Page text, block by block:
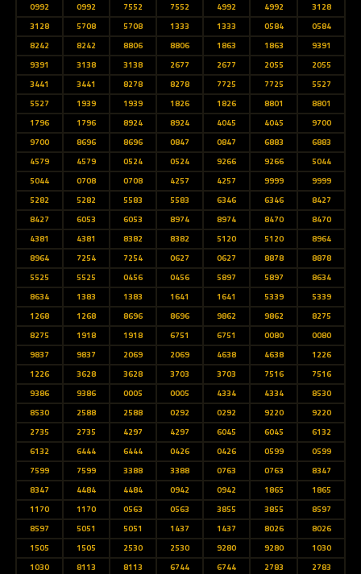
0992
0992 7552 7552 4992 4992
3128
3128
5708 5708 1333 1333 0584
0584
8242
8242 8806 8806 1863 1863
9391
9391
3138 3138 2677 2677 2055
2055
3441
3441 8278 8278 7725 7725
5527
5527
1939 1939 1826 1826 8801
8801
1796
1796 8924 8924 4045 4045
9700
9700
8696 8696 0847 0847 6883
6883
4579
4579 0524 0524 9266 9266
5044
5044
0708 0708 4257 4257 9999
9999
5282
5282 5583 5583 6346 6346
8427
8427
6053 6053 8974 8974 8470
8470
4381
4381 8382 8382 5120 5120
8964
8964
7254 7254 0627 0627 8878
8878
5525
5525 0456 0456 5897 5897
8634
8634
1383 1383 1641 1641 5339
5339
1268
1268 8696 8696 9862 9862
8275
8275
1918 1918 6751 6751 0080
0080
9837
9837 2069 2069 4638 4638
1226
1226
3628 3628 3703 3703 7516
7516
9386
9386 0005 0005 4334 4334
8530
8530
2588 2588 0292 0292 9220
9220
2735
2735 4297 4297 6045 6045
6132
6132
6444 6444 0426 0426 0599
0599
7599
7599 3388 3388 0763 0763
8347
8347
4484 4484 0942 0942 1865
1865
1170
1170 0563 0563 3855 3855
8597
8597
5051 5051 1437 1437 8026
8026
1505
1505 2530 2530 9280 9280
1030
1030
8113 8113 6744 6744 2783
2783